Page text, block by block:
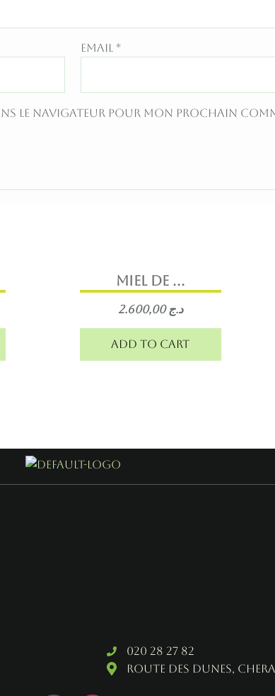
Email *
le navigateur pour mon prochain
MIEL DE ...
د.ج2.600,00
Add to cart
020 28 27 82
Route des dunes,